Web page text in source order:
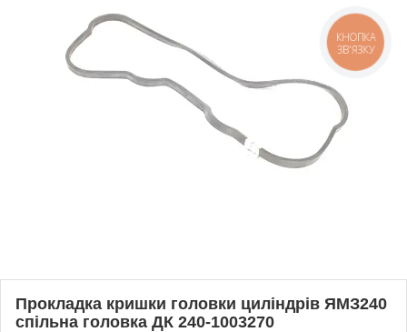
Прокладка кришки головки циліндрів ЯМЗ240
спільна головка ДК 240-1003270
КНОПКА
ЗВ'ЯЗКУ